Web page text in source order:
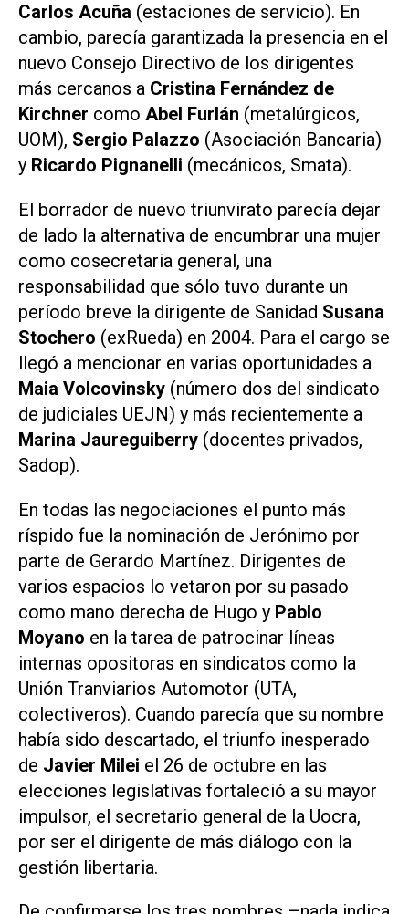
Carlos Acuña (estaciones de servicio). En
cambio, parecía garantizada la presencia en el
nuevo Consejo Directivo de los dirigentes
más cercanos a Cristina Fernández de
Kirchner como Abel Furlán (metalúrgicos,
UOM), Sergio Palazzo (Asociación Bancaria)
y Ricardo Pignanelli (mecánicos, Smata).
El borrador de nuevo triunvirato parecía dejar
de lado la alternativa de encumbrar una mujer
como cosecretaria general, una
responsabilidad que sólo tuvo durante un
período breve la dirigente de Sanidad Susana
Stochero (exRueda) en 2004. Para el cargo se
llegó a mencionar en varias oportunidades a
Maia Volcovinsky (número dos del sindicato
de judiciales UEJN) y más recientemente a
Marina Jaureguiberry (docentes privados,
Sadop).
En todas las negociaciones el punto más
ríspido fue la nominación de Jerónimo por
parte de Gerardo Martínez. Dirigentes de
varios espacios lo vetaron por su pasado
como mano derecha de Hugo y Pablo
Moyano en la tarea de patrocinar líneas
internas opositoras en sindicatos como la
Unión Tranviarios Automotor (UTA,
colectiveros). Cuando parecía que su nombre
había sido descartado, el triunfo inesperado
de Javier Milei el 26 de octubre en las
elecciones legislativas fortaleció a su mayor
impulsor, el secretario general de la Uocra,
por ser el dirigente de más diálogo con la
gestión libertaria.